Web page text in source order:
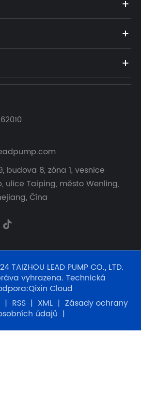
budova 8, zóna 1, vesnice
ulice Taiping, město Wenling,
Čína
LEAD PUMP CO., LTD.
vyhrazena. Technická
Qixin Cloud
| RSS | XML | Zásady ochrany
údajů |